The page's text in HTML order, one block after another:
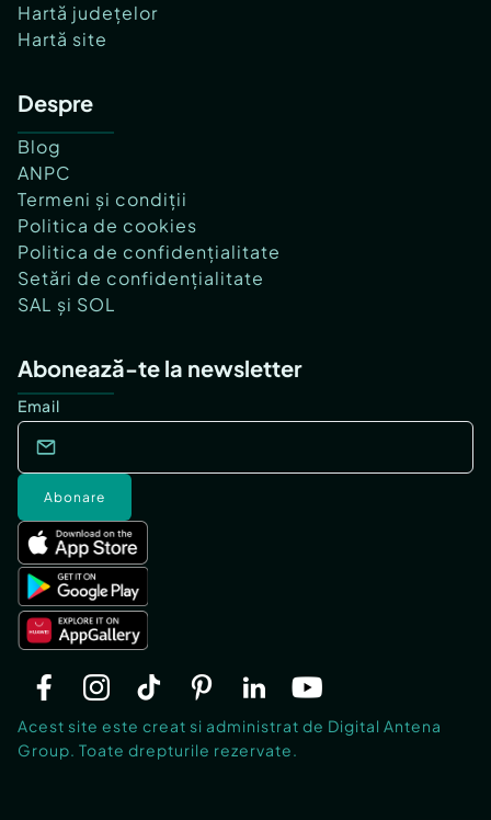
Hartă județelor
Hartă site
Despre
Blog
ANPC
Termeni și condiții
Politica de cookies
Politica de confidențialitate
Setări de confidențialitate
SAL și SOL
Abonează-te la newsletter
Email
Abonare
Acest site este creat si administrat de Digital Antena
Group. Toate drepturile rezervate.